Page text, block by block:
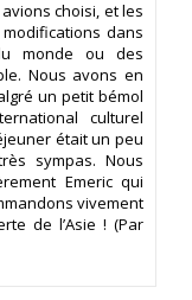
choisi, et les
dans
monde ou des
Nous avons en
un petit bémol
culturel
était un peu
sympas. Nous
Emeric qui
vivement
de l’Asie ! (Par